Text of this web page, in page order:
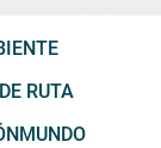
RUTA
MUNDO